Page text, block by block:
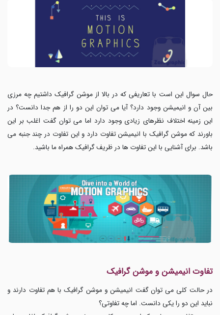
حال سوال این است با تعاریفی که در بالا از موشن گرافیک داشتیم چه مرزی
بین آن و انیمیشن وجود دارد؟ آیا می توان این دو را از هم جدا دانست؟ در
این زمینه اختلاف نظرهای زیادی وجود دارد اما می توان گفت اغلب بر این
باورند که موشن گرافیک با انیمیشن تفاوت دارد و این تفاوت در چند جنبه می
باشد. برای آشنایی با این تفاوت ها در ظریف گرافیک همراه ما باشید.
تفاوت انیمیشن و موشن گرافیک
در حالت کلی می توان گفت انیمیشن و موشن گرافیک با هم تفاوت دارند و
نباید این دو را یکی دانست. اما چه تفاوتی؟